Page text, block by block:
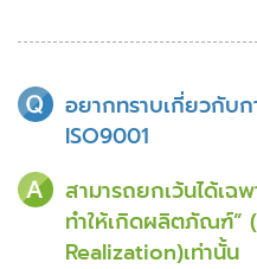
อยากทราบเกี่ยวกับ
ISO9001
สามารถยกเว้นได้เฉ
ทำให้เกิดผลิตภัณฑ์”
Realization)เท่านั้น